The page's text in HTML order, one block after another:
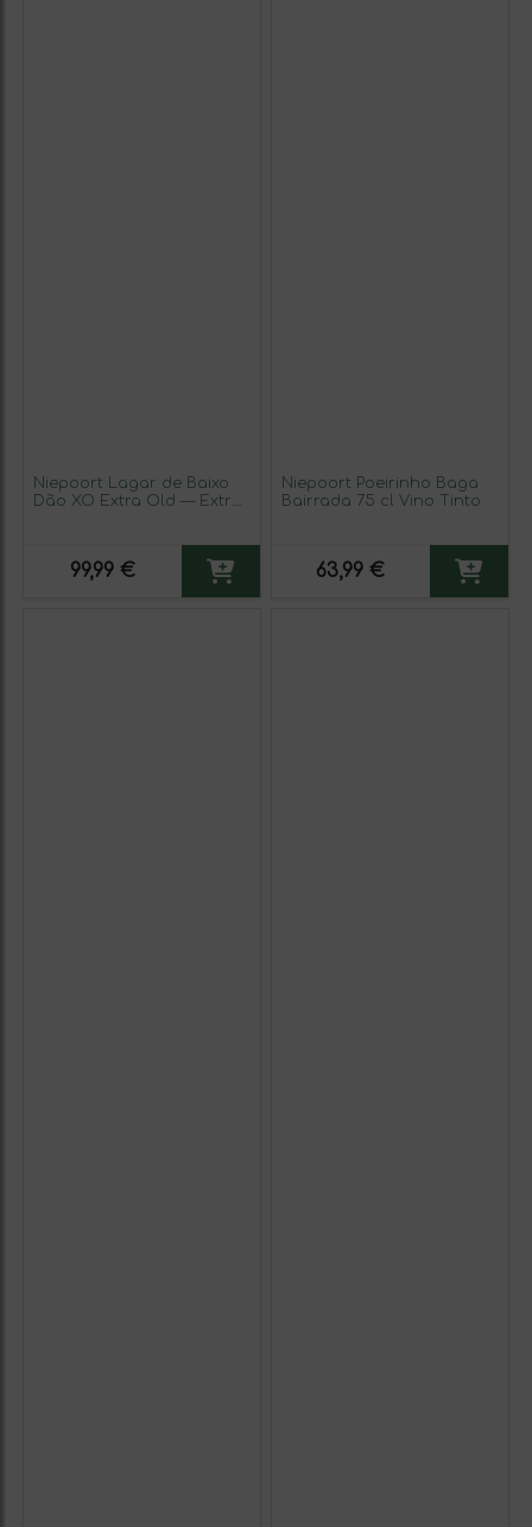
Niepoort Lagar de Baixo
Dão XO Extra Old — Extra
99,99 €
Niepoort Poeirinho Baga
Bairrada 75 cl Vino Tinto
63,99 €